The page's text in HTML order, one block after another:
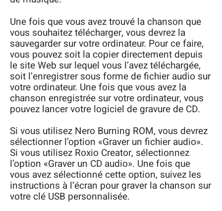
Une fois que vous avez trouvé la chanson que
vous souhaitez télécharger, vous devrez la
sauvegarder sur votre ordinateur. Pour ce faire,
vous pouvez soit la copier directement depuis
le site Web sur lequel vous l’avez téléchargée,
soit l’enregistrer sous forme de fichier audio sur
votre ordinateur. Une fois que vous avez la
chanson enregistrée sur votre ordinateur, vous
pouvez lancer votre logiciel de gravure de CD.
Si vous utilisez Nero Burning ROM, vous devrez
sélectionner l’option «Graver un fichier audio».
Si vous utilisez Roxio Creator, sélectionnez
l’option «Graver un CD audio». Une fois que
vous avez sélectionné cette option, suivez les
instructions à l’écran pour graver la chanson sur
votre clé USB personnalisée.